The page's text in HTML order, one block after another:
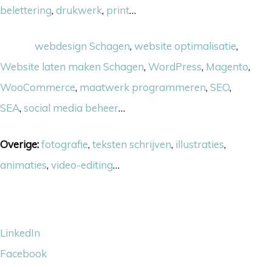
belettering, drukwerk, print…
webdesign Schagen, website optimalisatie,
Website laten maken Schagen, WordPress, Magento,
WooCommerce, maatwerk programmeren, SEO,
SEA, social media beheer…
Overige:fotografie, teksten schrijven, illustraties,
animaties, video-editing…
LinkedIn
Facebook